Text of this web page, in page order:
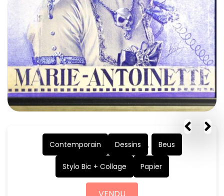
Contemporain Dessins , Beus
Stylo Bic + Collage Papier